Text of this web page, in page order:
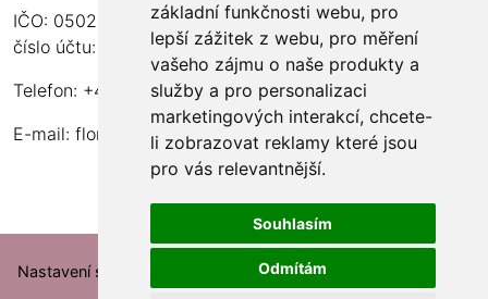
základní funkčnosti webu, pro
lepší zážitek z webu, pro měření
vašeho zájmu o naše produkty a
služby a pro personalizaci
marketingových interakcí, chcete-
li zobrazovat reklamy které jsou
pro vás relevantnější.
Souhlasím
Odmítám
IČO: 05024676
číslo účtu: 2600989157/2010
Telefon: +420 737 982 070
E-mail: floristika.violet@email.cz
Nastavení souborů cookie